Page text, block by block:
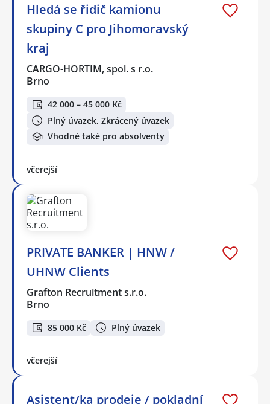
Hledá se řidič kamionu
skupiny C pro Jihomoravský
kraj
CARGO-HORTIM, spol. s r.o.
Brno
42 000 – 45 000 Kč
Plný úvazek, Zkrácený úvazek
Vhodné také pro absolventy
včerejší
PRIVATE BANKER | HNW /
UHNW Clients
Grafton Recruitment s.r.o.
Brno
85 000 Kč Plný úvazek
včerejší
Asistent/ka prodeje / pokladní